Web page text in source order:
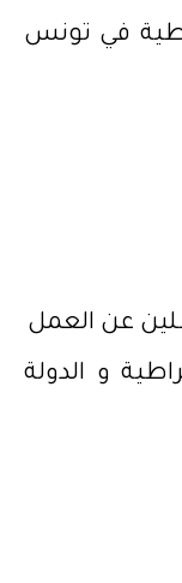
في تونس
عن العمل
و الدولة